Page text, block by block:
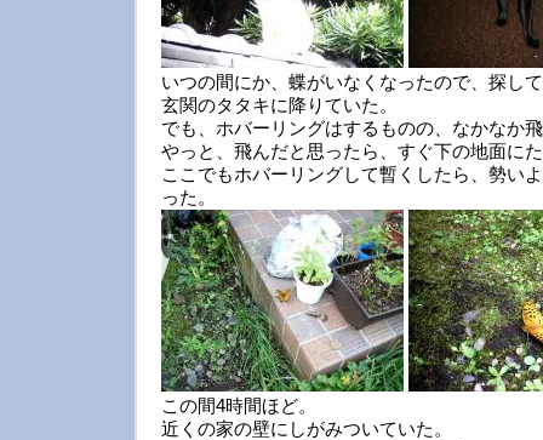
いつの間にか、蝶がいなくなったので、探し
玄関のタタキに降りていた。
でも、ホバーリングはするものの、なかなか
やっと、飛んだと思ったら、すぐ下の地面に
ここでもホバーリングして暫くしたら、勢い
った。
この間4時間ほど。
近くの家の壁にしがみついていた。